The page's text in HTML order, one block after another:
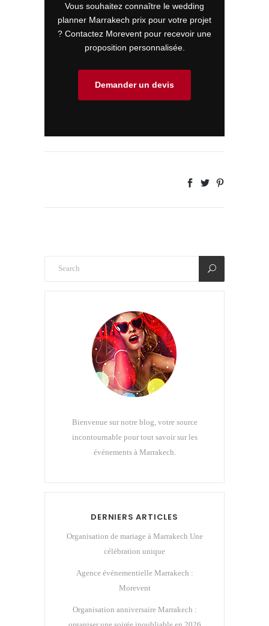
Vous souhaitez connaître le wedding
planner Marrakech prix pour votre projet
? Contactez Morevent pour recevoir une
proposition personnalisée.
Demander un devis
Bienvenue sur notre blog, votre source
incontournable pour tout savoir sur les
événements à Marrakech.
DERNIERS ARTICLES
Organisation de mariage à Marrakech Une
célébration unique
Agence événementielle Marrakech :
Morevent
Organisation anniversaire Marrakech :